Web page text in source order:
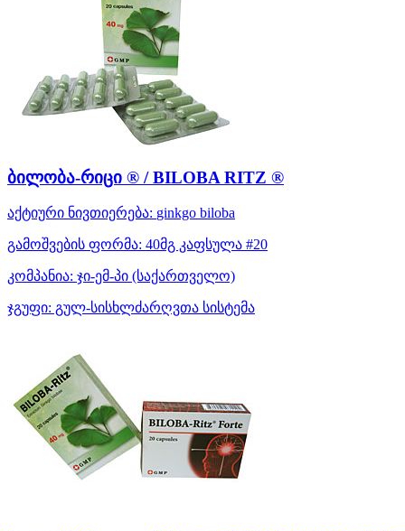
ბილობა-რიცი ® / BILOBA RITZ ®
აქტიური ნივთიერება: ginkgo biloba
გამოშვების ფორმა: 40მგ კაფსულა #20
კომპანია: ჯი-ემ-პი (საქართველო)
ჯგუფი: გულ-სისხლძარღვთა სისტემა